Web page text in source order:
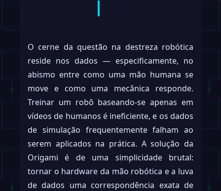
O cerne da questão na destreza robótica
reside nos dados — especificamente, no
abismo entre como uma mão humana se
move e como uma mecânica responde.
Treinar um robô baseando-se apenas em
vídeos de humanos é ineficiente, e os dados
de simulação frequentemente falham ao
serem aplicados na prática. A solução da
Origami é de uma simplicidade brutal:
tornar o hardware da mão robótica e a luva
de dados uma correspondência exata de